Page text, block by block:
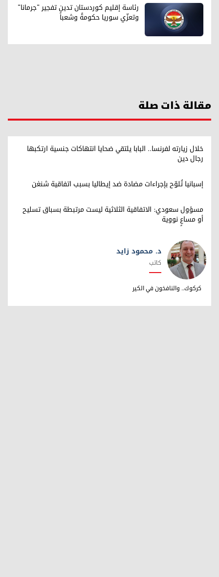
رئاسة إقليم كوردستان تدين تفجير "جرمانا"
وتعزّي سوريا حكومةً وشعباً
مقالة ذات صلة
خلال زيارته لفرنسا.. البابا يلتقي ضحايا انتهاكات جنسية ارتكبها
رجال دين
إسبانيا تُلوّح بإجراءات مضادة ضد إيطاليا بسبب اتفاقية شنغن
مسؤول سعودي: الاتفاقية الثلاثية ليست مرتبطة بسباق تسليح
أو مساعٍ نووية
د. محمود زايد
د. محمود زايد
كاتب
كركوك.. والنافخون في الكير